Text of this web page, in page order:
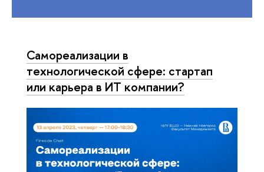
Самореализации в
технологической сфере: стартап
или карьера в ИТ компании?